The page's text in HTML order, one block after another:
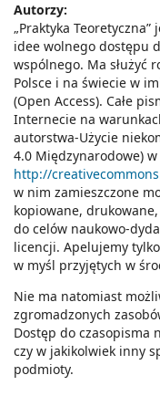
Autorzy:
„Praktyka
idee wolnego dostępu
wspólnego. Ma służyć
Polsce i na świecie w
(Open Access). Całe
Internecie na
autorstwa-Użycie
4.0 Międzynarodowe)
http://
w nim zamieszczone
kopiowane,
do celów naukowo-
licencji. Apelujemy
w myśl przyjętych w
Nie ma natomiast
zgromadzonych
Dostęp do czasopisma
czy w jakikolwiek inny
podmioty.